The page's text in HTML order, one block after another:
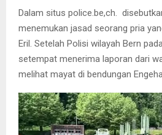
Dalam situs police.be,ch.
menemukan jasad seorang pria
Eril. Setelah Polisi wilayah Bern
setempat menerima laporan dari
melihat mayat di bendungan